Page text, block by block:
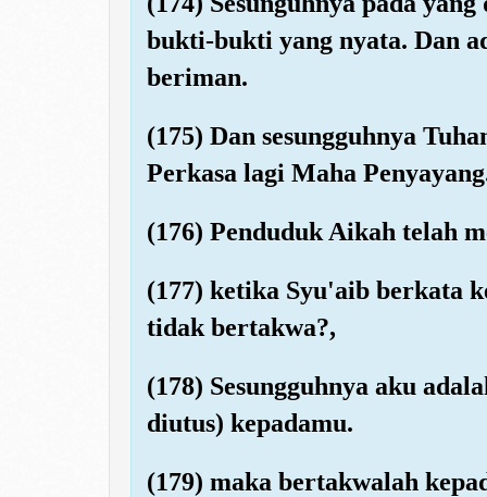
bukti-bukti yang nyata. Dan
beriman.
(175) Dan sesungguhnya
Perkasa lagi Maha
(176) Penduduk Aikah telah
(177) ketika Syu'aib berkata
tidak bertakwa?,
(178) Sesungguhnya aku
diutus) kepadamu.
(179) maka bertakwalah